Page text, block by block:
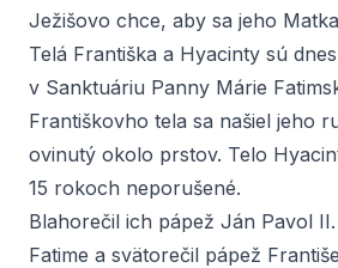
Ježišovo chce, aby sa jeho
Telá Františka a Hyacinty sú
v Sanktuáriu Panny Márie
Františkovho tela sa našiel jeho
ovinutý okolo prstov. Telo
15 rokoch neporušené.
Blahorečil ich pápež Ján Pavol
Fatime a svätorečil pápež